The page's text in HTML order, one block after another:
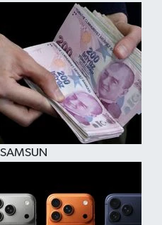
SAMSUN